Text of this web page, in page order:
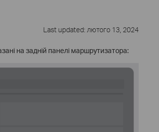
Last updated: лютого 13, 2024
на задній панелі маршрутизатора: